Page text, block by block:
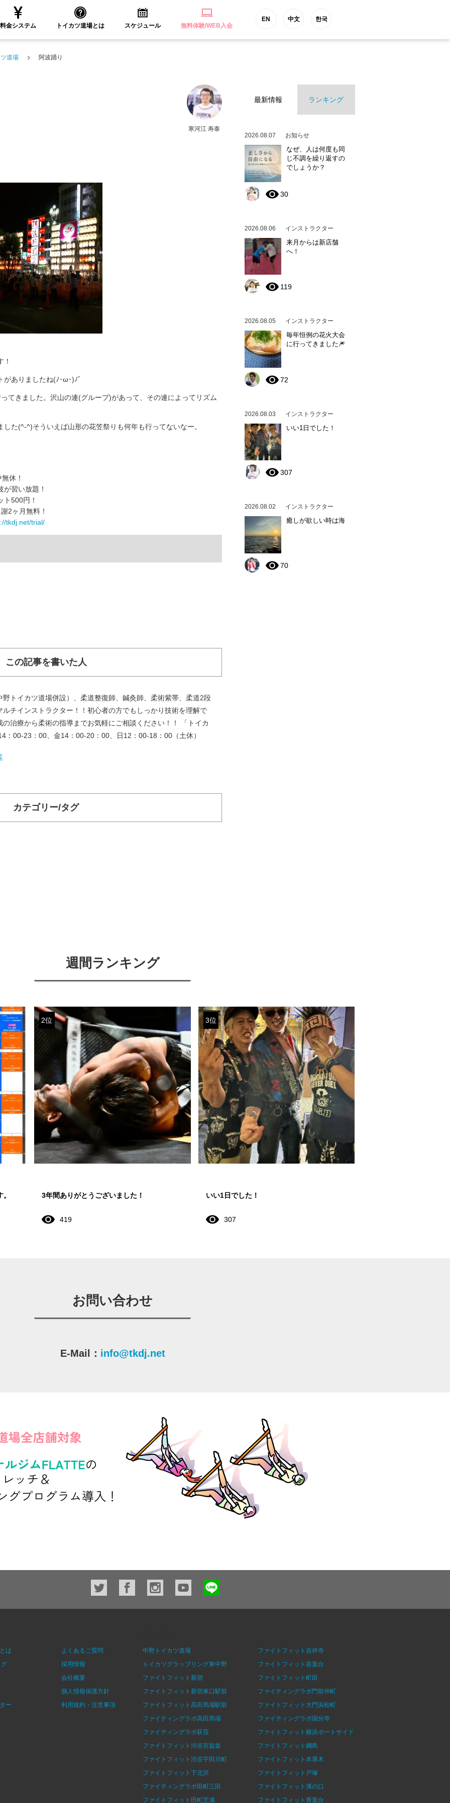
料金システム トイカツ道場とは スケジュール 無料体験/WEB入会
EN 中文 한국
道場 阿波踊り
寒河江 寿泰
ありましたね(ﾉ･ω･)ﾉﾞ
てきました。沢山の連(グループ)があって、その連によってリズム
た(^-^)そういえば山形の花笠祭りも何年も行ってないなー。
休！
習い放題！
500円！
2ヶ月無料！
tkdj.net/trial/
この記事を書いた人
トイカツ道場併設）、柔道整復師、鍼灸師、柔術紫帯、柔道2段
チインストラクター！！初心者の方でもしっかり技術を理解で
治療から柔術の指導までお気軽にご相談ください！！ 「トイカ
：00-23：00、金14：00-20：00、日12：00-18：00（土休）
カテゴリー/タグ
最新情報 ランキング
2026.08.07 お知らせ
なぜ、人は何度も同
じ不調を繰り返すの
でしょうか？
30
2026.08.06 インストラクター
来月からは新店舗
へ！
119
2026.08.05 インストラクター
毎年恒例の花火大会
に行ってきました🎆
72
2026.08.03 インストラクター
いい1日でした！
307
2026.08.02 インストラクター
癒しが欲しい時は海
70
週間ランキング
2位
3年間ありがとうございました！
419
3位
いい1日でした！
307
お問い合わせ
E-Mail： info@tkdj.net
は
ー
よくあるご質問
採用情報
会社概要
個人情報保護方針
利用規約・注意事項
中野トイカツ道場
トイカツグラップリング東中野
ファイトフィット新宿
ファイトフィット新宿東口駅前
ファイトフィット高田馬場駅前
ファイティングラボ高田馬場
ファイティングラボ荻窪
ファイトフィット渋谷宮益坂
ファイトフィット渋谷宇田川町
ファイトフィット下北沢
ファイティングラボ田町三田
ファイトフィット田町芝浦
ファイトフィット吉祥寺
ファイトフィット若葉台
ファイトフィット町田
ファイティングラボ門前仲町
ファイトフィット大門浜松町
ファイティングラボ国分寺
ファイトフィット横浜ポートサイド
ファイトフィット綱島
ファイトフィット本厚木
ファイトフィット戸塚
ファイトフィット溝の口
ファイトフィット青葉台